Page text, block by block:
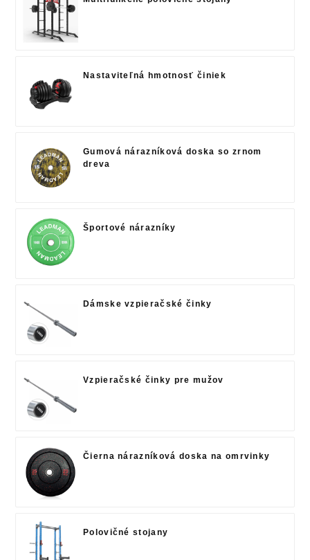
Nastaviteľná hmotnosť činiek
Gumová nárazníková doska so zrnom
dreva
Športové nárazníky
Dámske vzpieračské činky
Vzpieračské činky pre mužov
Čierna nárazníková doska na omrvinky
Polovičné stojany